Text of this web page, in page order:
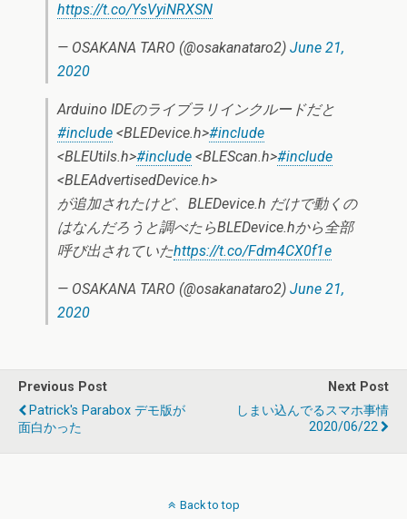
https://t.co/YsVyiNRXSN
— OSAKANA TARO (@osakanataro2) June 21,
2020
Arduino IDEのライブラリインクルードだと
#include <BLEDevice.h>#include
<BLEUtils.h>#include <BLEScan.h>#include
<BLEAdvertisedDevice.h>
が追加されたけど、BLEDevice.h だけで動くの
はなんだろうと調べたらBLEDevice.hから全部
呼び出されていたhttps://t.co/Fdm4CX0f1e
— OSAKANA TARO (@osakanataro2) June 21,
2020
Previous Post
Patrick's Parabox デモ版が
面白かった
Next Post
しまい込んでるスマホ事情
2020/06/22
Back to top